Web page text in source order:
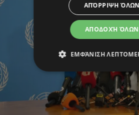
ΑΠΟΔΟΧΉ ΌΛΩΝ
ΑΠΌΡΡΙΨΗ ΌΛΩΝ
ΕΜΦΆΝΙΣΗ